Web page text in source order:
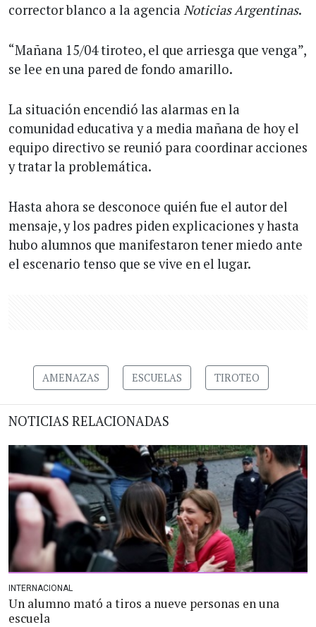
corrector blanco a la agencia Noticias Argentinas.
“Mañana 15/04 tiroteo, el que arriesga que venga”,
se lee en una pared de fondo amarillo.
La situación encendió las alarmas en la
comunidad educativa y a media mañana de hoy el
equipo directivo se reunió para coordinar acciones
y tratar la problemática.
Hasta ahora se desconoce quién fue el autor del
mensaje, y los padres piden explicaciones y hasta
hubo alumnos que manifestaron tener miedo ante
el escenario tenso que se vive en el lugar.
AMENAZAS ESCUELAS TIROTEO
NOTICIAS RELACIONADAS
INTERNACIONAL
Un alumno mató a tiros a nueve personas en una
escuela